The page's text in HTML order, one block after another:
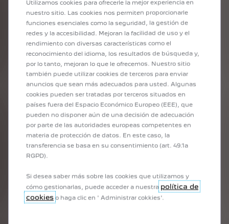
BENEFICIOS EXCLUSIVOS
Precios únicos disponibles en el store
Utilizamos cookies para ofrecerle la mejor experiencia en
nuestro sitio. Las cookies nos permiten proporcionarle
funciones esenciales como la seguridad, la gestión de
redes y la accesibilidad. Mejoran la facilidad de uso y el
rendimiento con diversas características como el
reconocimiento del idioma, los resultados de búsqueda y,
por lo tanto, mejoran lo que le ofrecemos. Nuestro sitio
también puede utilizar cookies de terceros para enviar
anuncios que sean más adecuados para usted. Algunas
cookies pueden ser tratadas por terceros situados en
países fuera del Espacio Económico Europeo (EEE), que
pueden no disponer aún de una decisión de adecuación
por parte de las autoridades europeas competentes en
materia de protección de datos. En este caso, la
transferencia se basa en su consentimiento (art. 49.1a
RGPD).
Si desea saber más sobre las cookies que utilizamos y
cómo gestionarlas, puede acceder a nuestra política de
cookies o haga clic en ' Administrar cokkies'.